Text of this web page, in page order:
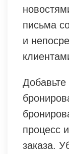
письма
и
процесс
заказа.